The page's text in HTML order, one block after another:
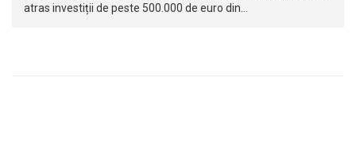
atras investiții de peste 500.000 de euro din…